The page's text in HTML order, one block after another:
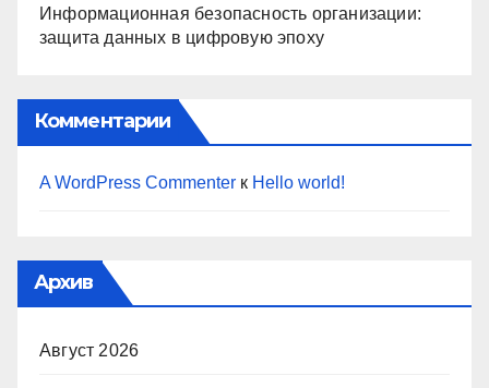
Информационная безопасность организации:
защита данных в цифровую эпоху
Комментарии
A WordPress Commenter к Hello world!
Архив
Август 2026